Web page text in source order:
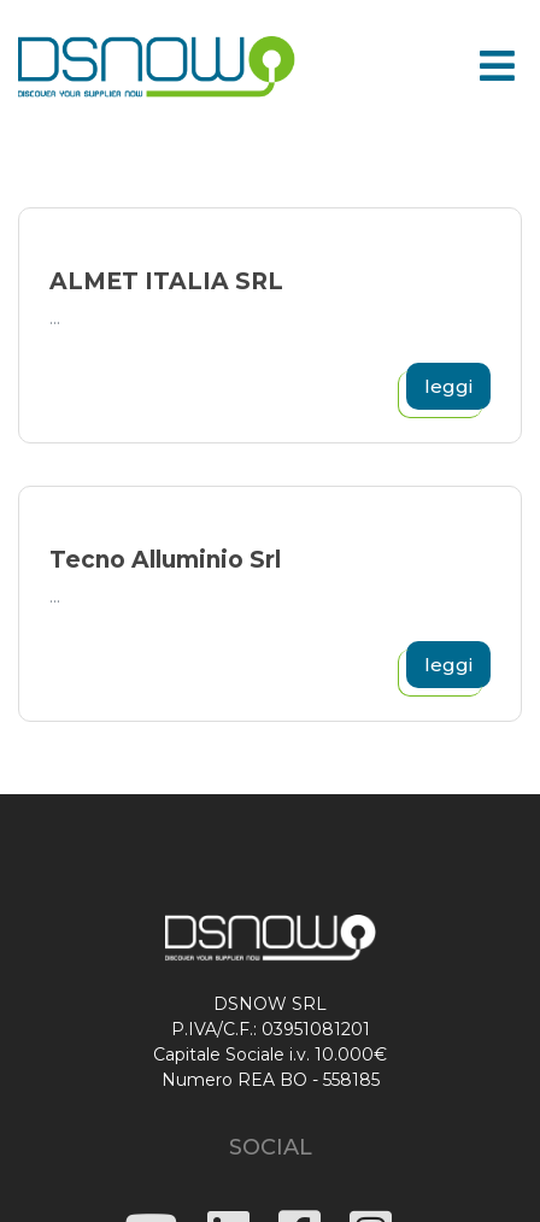
to
content
ALMET ITALIA SRL
...
leggi
Tecno Alluminio Srl
...
leggi
DSNOW SRL
P.IVA/C.F.: 03951081201
Capitale Sociale i.v. 10.000€
Numero REA BO - 558185
SOCIAL